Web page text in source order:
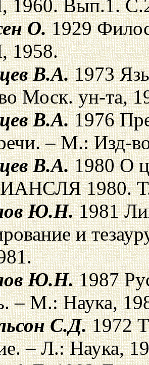
Вып.1.
О.1929
1958.
В.А.1973
Моск. ун-та,
В.А.1976
– М.: Изд-
В.А.1980 О
ИАНСЛЯ 1980.
Ю.Н.1981
и
Ю.Н.1987
– М.: Наука,
С.Д.1972
– Л.: Наука,